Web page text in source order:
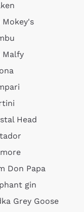
Mokey's
Malfy
Head
Don Papa
gin
Grey Goose